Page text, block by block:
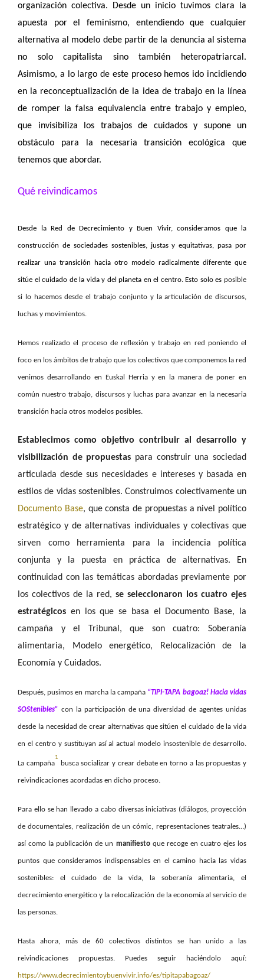
organización colectiva. Desde un inicio tuvimos clara la
apuesta por el feminismo, entendiendo que cualquier
alternativa al modelo debe partir de la denuncia al sistema
no solo capitalista sino también heteropatriarcal.
Asimismo, a lo largo de este proceso hemos ido incidiendo
en la reconceptualización de la idea de trabajo en la línea
de romper la falsa equivalencia entre trabajo y empleo,
que invisibiliza los trabajos de cuidados y supone un
obstáculo para la necesaria transición ecológica que
tenemos que abordar.
Qué reivindicamos
Desde la Red de Decrecimiento y Buen Vivir, consideramos que la
construcción de sociedades sostenibles, justas y equitativas, pasa por
realizar una transición hacia otro modelo radicalmente diferente que
sitúe el cuidado de la vida y del planeta en el centro. Esto solo es posible
si lo hacemos desde el trabajo conjunto y la articulación de discursos,
luchas y movimientos.
Hemos realizado el proceso de reflexión y trabajo en red poniendo el
foco en los ámbitos de trabajo que los colectivos que componemos la red
venimos desarrollando en Euskal Herria y en la manera de poner en
común nuestro trabajo, discursos y luchas para avanzar en la necesaria
transición hacia otros modelos posibles.
Establecimos como objetivo contribuir al desarrollo y
visibilización de propuestas para construir una sociedad
articulada desde sus necesidades e intereses y basada en
estilos de vidas sostenibles. Construimos colectivamente un
Documento Base, que consta de propuestas a nivel político
estratégico y de alternativas individuales y colectivas que
sirven como herramienta para la incidencia política
conjunta y la puesta en práctica de alternativas. En
continuidad con las temáticas abordadas previamente por
los colectivos de la red, se seleccionaron los cuatro ejes
estratégicos en los que se basa el Documento Base, la
campaña y el Tribunal, que son cuatro: Soberanía
alimentaria, Modelo energético, Relocalización de la
Economía y Cuidados.
Después, pusimos en marcha la campaña “TIPI-TAPA bagoaz! Hacia vidas
SOStenibles” con la participación de una diversidad de agentes unidas
desde la necesidad de crear alternativas que sitúen el cuidado de la vida
en el centro y sustituyan así al actual modelo insostenible de desarrollo.
La campaña
1
busca socializar y crear debate en torno a las propuestas y
reivindicaciones acordadas en dicho proceso.
Para ello se han llevado a cabo diversas iniciativas (diálogos, proyección
de documentales, realización de un cómic, representaciones teatrales…)
así como la publicación de un manifiestoque recoge en cuatro ejes los
puntos que consideramos indispensables en el camino hacia las vidas
sostenibles: el cuidado de la vida, la soberanía alimentaria, el
decrecimiento energético y la relocalización de la economía al servicio de
las personas.
Hasta ahora, más de 60 colectivos distintos se han unido a las
reivindicaciones propuestas. Puedes seguir haciéndolo aquí:
https://www.decrecimientoybuenvivir.info/es/tipitapabagoaz/